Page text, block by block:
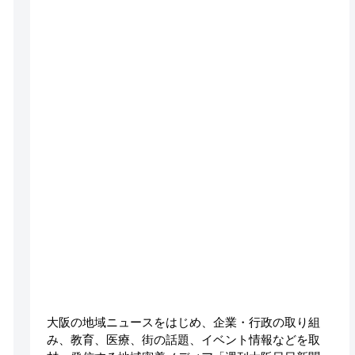
大阪の地域ニュースをはじめ、企業・行政の取り組
み、教育、医療、街の話題、イベント情報などを取